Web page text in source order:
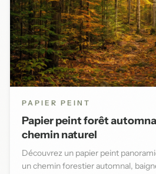
PAPIER PEINT
Papier peint forêt
chemin naturel
Découvrez un papier peint
un chemin forestier automnal,